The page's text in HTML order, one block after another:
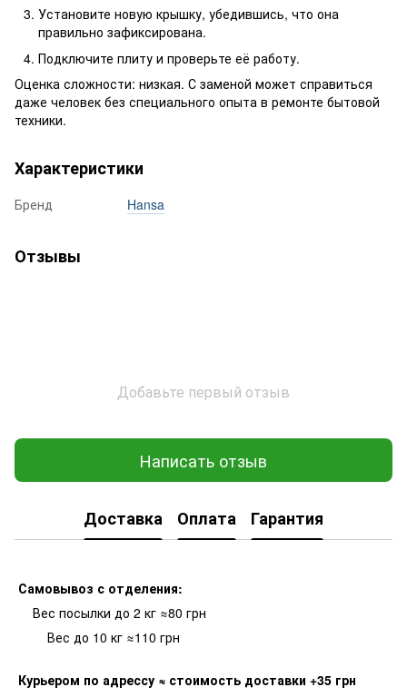
Установите новую крышку, убедившись, что она
правильно зафиксирована.
Подключите плиту и проверьте её работу.
Оценка сложности: низкая. С заменой может справиться
даже человек без специального опыта в ремонте бытовой
техники.
Характеристики
Бренд Hansa
Отзывы
Добавьте первый отзыв
Написать отзыв
Доставка Оплата Гарантия
Самовывоз с отделения:
Вес посылки до 2 кг ≈80 грн
Вес до 10 кг ≈110 грн
Курьером по адрессу ≈ стоимость доставки +35 грн